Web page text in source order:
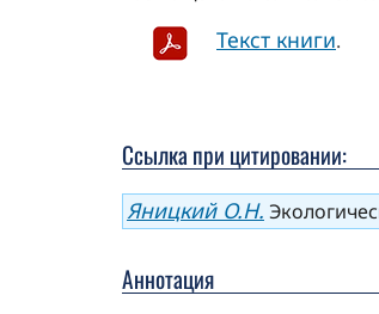
Текст книги.
Ссылка при цитировании:
Яницкий О.Н.
Аннотация